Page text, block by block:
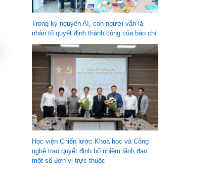
Trong kỷ nguyên AI, con người vẫn là
nhân tố quyết định thành công của báo chí
Học viện Chiến lược Khoa học và Công
nghệ trao quyết định bổ nhiệm lãnh đạo
một số đơn vị trực thuộc